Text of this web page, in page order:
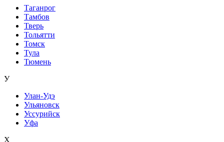
Таганрог
Тамбов
Тверь
Тольятти
Томск
Тула
Тюмень
У
Улан-Удэ
Ульяновск
Уссурийск
Уфа
Х